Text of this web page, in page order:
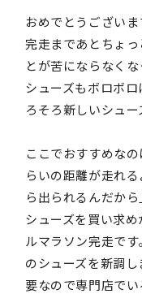
おめでとうござい
完走まであとちょ
とが苦にならなく
シューズもボロボ
ろそろ新しいシュー
ここでおすすめな
らいの距離が走れ
ら出られるんだか
シューズを買い求
ルマラソン完走で
のシューズを新調
要なので専門店で